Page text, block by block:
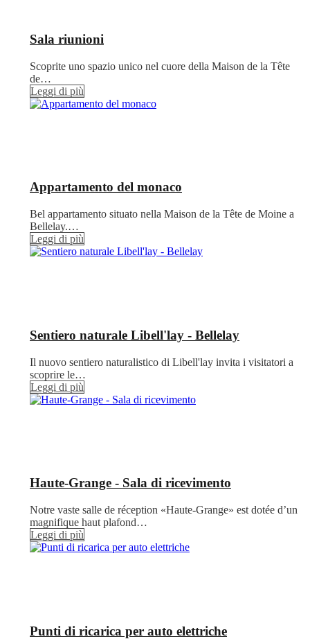
Sala riunioni
Scoprite uno spazio unico nel cuore della Maison de la Tête
de…
Leggi di più
Appartamento del monaco
Bel appartamento situato nella Maison de la Tête de Moine a
Bellelay.…
Leggi di più
Sentiero naturale Libell'lay - Bellelay
Il nuovo sentiero naturalistico di Libell'lay invita i visitatori a
scoprire le…
Leggi di più
Haute-Grange - Sala di ricevimento
Notre vaste salle de réception «Haute-Grange» est dotée d’un
magnifique haut plafond…
Leggi di più
Punti di ricarica per auto elettriche